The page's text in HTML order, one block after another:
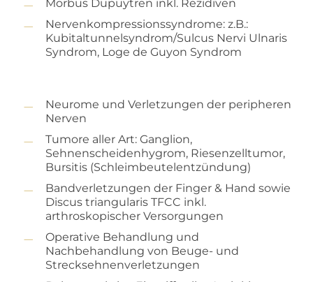
Morbus Dupuytren inkl. Rezidiven
Nervenkompressionssyndrome: z.B.:
Kubitaltunnelsyndrom/Sulcus Nervi Ulnaris
Syndrom, Loge de Guyon Syndrom
Neurome und Verletzungen der peripheren
Nerven
Tumore aller Art: Ganglion,
Sehnenscheidenhygrom, Riesenzelltumor,
Bursitis (Schleimbeutelentzündung)
Bandverletzungen der Finger & Hand sowie
Discus triangularis TFCC inkl.
arthroskopischer Versorgungen
Operative Behandlung und
Nachbehandlung von Beuge- und
Strecksehnenverletzungen
der Hände oder Achseln
Entfernung von Tumoren aller Art
Ästhetische Gesichtschirurgie
Nerventumore – Schwannome
Basaliom (Weißer Hautkrebs)
Plattenepithelkarzinom
Melanom (operative Therapie)